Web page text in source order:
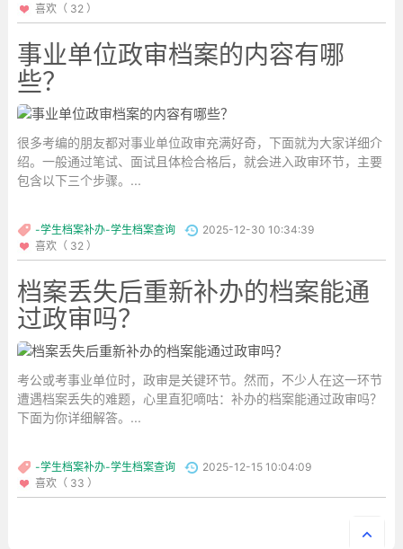
喜欢（ 32 ）
事业单位政审档案的内容有哪
些？
很多考编的朋友都对事业单位政审充满好奇，下面就为大家详细介
绍。一般通过笔试、面试且体检合格后，就会进入政审环节，主要
包含以下三个步骤。...
-学生档案补办-学生档案查询
2025-12-30 10:34:39
喜欢（ 32 ）
档案丢失后重新补办的档案能通
过政审吗？
考公或考事业单位时，政审是关键环节。然而，不少人在这一环节
遭遇档案丢失的难题，心里直犯嘀咕：补办的档案能通过政审吗？
下面为你详细解答。...
-学生档案补办-学生档案查询
2025-12-15 10:04:09
喜欢（ 33 ）